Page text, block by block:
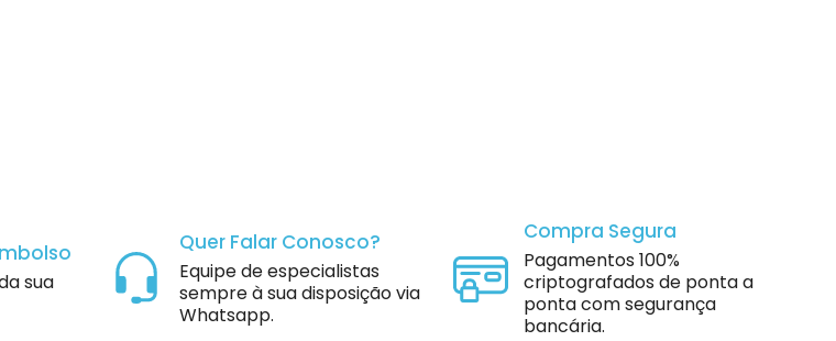
sua
Quer Falar Conosco?
Equipe de especialistas
sempre à sua disposição via
Whatsapp.
Compra Segura
Pagamentos 100%
criptografados de ponta a
ponta com segurança
bancária.